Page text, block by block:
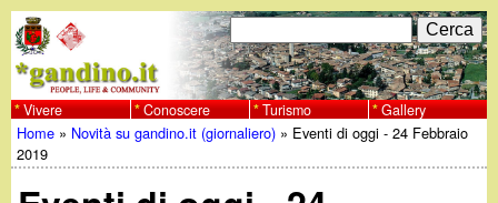
al
contenuto
principale
w
w
F
o
r
m
C
e
r
c
a
Vivere Conoscere Turismo Gallery
Tu
Home » Novità su gandino.it (giornaliero) » Eventi di oggi - 24 Febbraio
2019